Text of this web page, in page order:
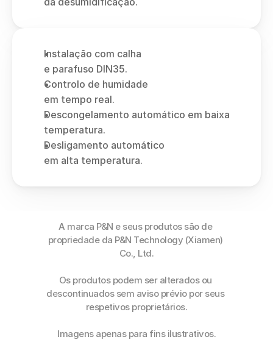
Instalação com calha
e parafuso DIN35.
Controlo de humidade
em tempo real.
Descongelamento automático em baixa
temperatura.
Desligamento automático
em alta temperatura.
A marca P&N e seus produtos são de
propriedade da P&N Technology (Xiamen)
Co., Ltd.
Os produtos podem ser alterados ou
descontinuados sem aviso prévio por seus
respetivos proprietários.
Imagens apenas para fins ilustrativos.